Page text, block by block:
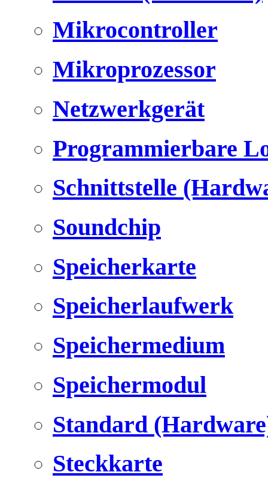
Mikrocontroller
Mikroprozessor
Netzwerkgerät
Programmierbare
Schnittstelle
Soundchip
Speicherkarte
Speicherlaufwerk
Speichermedium
Speichermodul
Standard
Steckkarte